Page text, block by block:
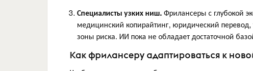
Специалисты узких ниш.Фрилансеры с глубокой
медицинский копирайтинг, юридический
зоны риска. ИИ пока не обладает достаточной
Как фрилансеру адаптироваться к